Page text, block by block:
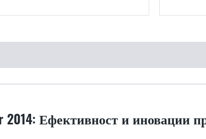
2014: Ефективност и иновации